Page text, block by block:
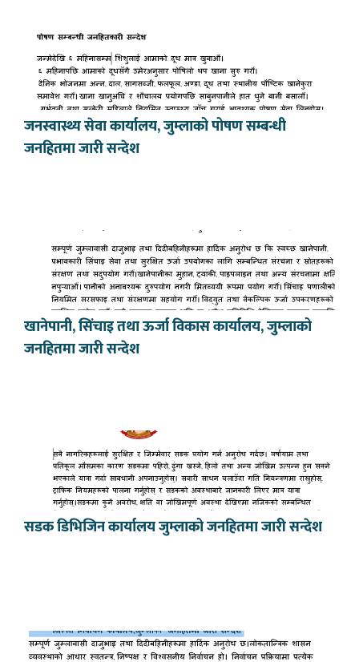
जनस्वास्थ्य सेवा कार्यालय, जुम्लाको पोषण सम्बन्धी
जनहितमा जारी सन्देश
खानेपानी, सिंचाइ तथा ऊर्जा विकास कार्यालय, जुम्लाको
जनहितमा जारी सन्देश
सडक डिभिजिन कार्यालय जुम्लाको जनहितमा जारी सन्देश